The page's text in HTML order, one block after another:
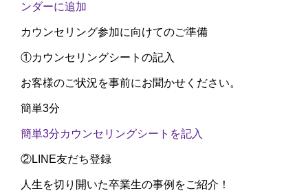
ンダーに追加
カウンセリング参加に向けてのご準備
①カウンセリングシートの記入
お客様のご状況を事前にお聞かせください。
簡単3分
簡単3分カウンセリングシートを記入
②LINE友だち登録
人生を切り開いた卒業生の事例をご紹介！